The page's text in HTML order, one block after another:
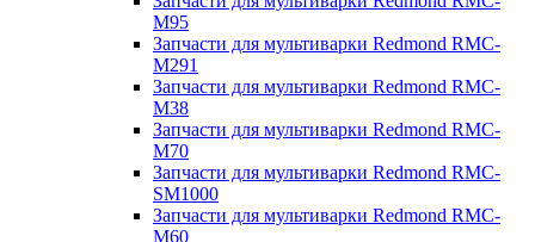
M95
Запчасти для мультиварки Redmond RMC-
M291
Запчасти для мультиварки Redmond RMC-
M38
Запчасти для мультиварки Redmond RMC-
M70
Запчасти для мультиварки Redmond RMC-
SM1000
Запчасти для мультиварки Redmond RMC-
M60